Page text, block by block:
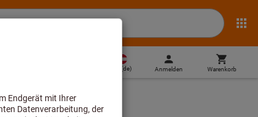
(de) Anmelden Warenkorb